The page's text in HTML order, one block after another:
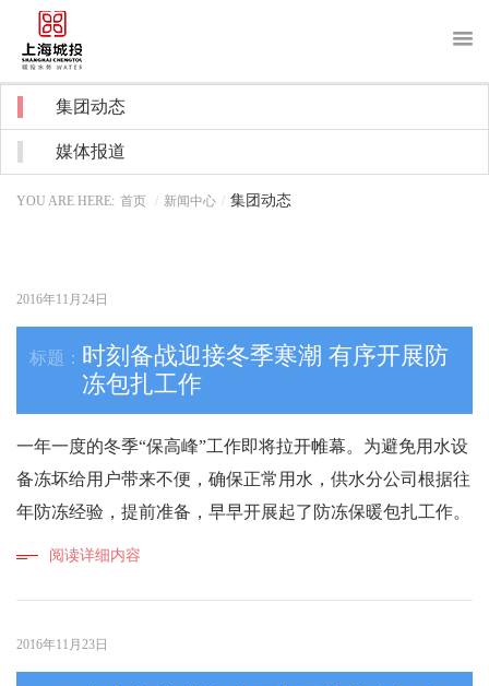
关于我们
新闻中心
信息公开 Notice
客户服务
集团动态
媒体报道
YOU ARE HERE: 首页 / 新闻中心 / 集团动态
2016年11月24日
时刻备战迎接冬季寒潮 有序开展防
冻包扎工作
一年一度的冬季“保高峰”工作即将拉开帷幕。为避免用水设
备冻坏给用户带来不便，确保正常用水，供水分公司根据往
年防冻经验，提前准备，早早开展起了防冻保暖包扎工作。
阅读详细内容
2016年11月23日